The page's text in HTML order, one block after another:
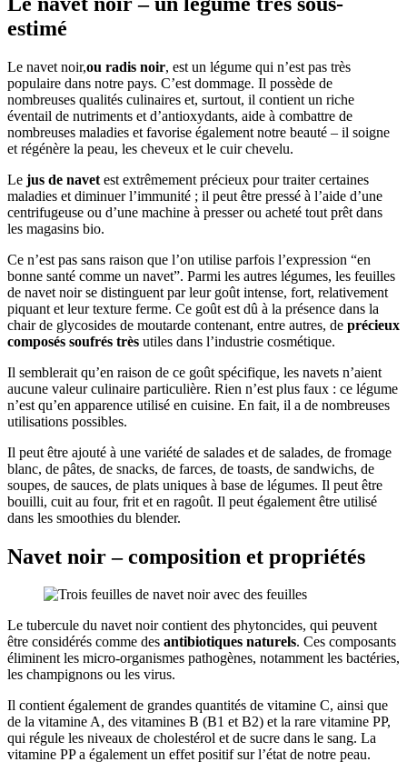
estimé
Le navet noir,ou radis noir, est un légume qui n’est pas très
populaire dans notre pays. C’est dommage. Il possède de
nombreuses qualités culinaires et, surtout, il contient un riche
éventail de nutriments et d’antioxydants, aide à combattre de
nombreuses maladies et favorise également notre beauté – il soigne
et régénère la peau, les cheveux et le cuir chevelu.
Le jus de navet est extrêmement précieux pour traiter certaines
maladies et diminuer l’immunité ; il peut être pressé à l’aide d’une
centrifugeuse ou d’une machine à presser ou acheté tout prêt dans
les magasins bio.
Ce n’est pas sans raison que l’on utilise parfois l’expression “en
bonne santé comme un navet”. Parmi les autres légumes, les feuilles
de navet noir se distinguent par leur goût intense, fort, relativement
piquant et leur texture ferme. Ce goût est dû à la présence dans la
chair de glycosides de moutarde contenant, entre autres, de précieux
composés soufrés très utiles dans l’industrie cosmétique.
Il semblerait qu’en raison de ce goût spécifique, les navets n’aient
aucune valeur culinaire particulière. Rien n’est plus faux : ce légume
n’est qu’en apparence utilisé en cuisine. En fait, il a de nombreuses
utilisations possibles.
Il peut être ajouté à une variété de salades et de salades, de fromage
blanc, de pâtes, de snacks, de farces, de toasts, de sandwichs, de
soupes, de sauces, de plats uniques à base de légumes. Il peut être
bouilli, cuit au four, frit et en ragoût. Il peut également être utilisé
dans les smoothies du blender.
Navet noir – composition et propriétés
Le tubercule du navet noir contient des phytoncides, qui peuvent
être considérés comme des antibiotiques naturels. Ces composants
éliminent les micro-organismes pathogènes, notamment les bactéries,
les champignons ou les virus.
Il contient également de grandes quantités de vitamine C, ainsi que
de la vitamine A, des vitamines B (B1 et B2) et la rare vitamine PP,
qui régule les niveaux de cholestérol et de sucre dans le sang. La
vitamine PP a également un effet positif sur l’état de notre peau.